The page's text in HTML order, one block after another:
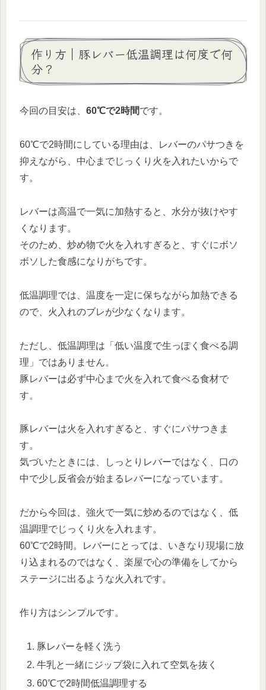
作り方｜豚レバー低温調理は何度で何
分？
今回の目安は、 60℃で2時間です。
60℃で2時間にしている理由は、レバーのパサつきを
抑えながら、中心までじっくり火を入れたいからで
す。
レバーは高温で一気に加熱すると、水分が抜けやす
くなります。
そのため、炒め物で火を入れすぎると、すぐにボソ
ボソした食感になりがちです。
低温調理では、温度を一定に保ちながら加熱できる
ので、火入れのブレが少なくなります。
ただし、低温調理は「低い温度で生っぽく食べる調
理」ではありません。
豚レバーは必ず中心まで火を入れて食べる食材で
す。
豚レバーは火を入れすぎると、すぐにパサつきま
す。
気づいたときには、しっとりレバーではなく、口の
中で少し反省会が始まるレバーになっています。
だから今回は、強火で一気に炒めるのではなく、低
温調理でじっくり火を入れます。
60℃で2時間。レバーにとっては、いきなり現場に放
り込まれるのではなく、楽屋で心の準備をしてから
ステージに出るような火入れです。
作り方はシンプルです。
豚レバーを軽く洗う
牛乳と一緒にジップ袋に入れて空気を抜く
60℃で2時間低温調理する